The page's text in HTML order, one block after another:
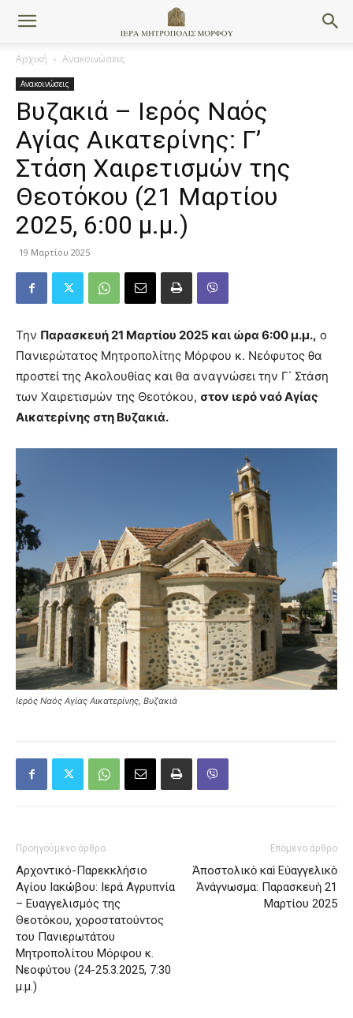
Αρχική Ανακοινώσεις
Ανακοινώσεις
Βυζακιά – Ιερός Ναός
Αγίας Αικατερίνης: Γ’
Στάση Χαιρετισμών της
Θεοτόκου (21 Μαρτίου
2025, 6:00 μ.μ.)
19 Μαρτίου 2025
Την Παρασκευή 21 Μαρτίου 2025 και ώρα 6:00 μ.μ., ο
Πανιερώτατος Μητροπολίτης Μόρφου κ. Νεόφυτος θα
προστεί της Ακολουθίας και θα αναγνώσει την Γ΄ Στάση
των Χαιρετισμών της Θεοτόκου, στον ιερό ναό Αγίας
Αικατερίνης στη Βυζακιά.
Ιερός Ναός Αγίας Αικατερίνης, Βυζακιά
Προηγούμενο άρθρο
Αρχοντικό-Παρεκκλήσιο
Αγίου Ιακώβου: Ιερά Αγρυπνία
– Ευαγγελισμός της
Θεοτόκου, χοροστατούντος
του Πανιερωτάτου
Μητροπολίτου Μόρφου κ.
Νεοφύτου (24-25.3.2025, 7:30
μ.μ.)
Επόμενο άρθρο
Ἀποστολικὸ καὶ Εὐαγγελικὸ
Ἀνάγνωσμα: Παρασκευὴ 21
Μαρτίου 2025